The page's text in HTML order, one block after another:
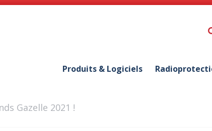
Produits & Logiciels
Gazelle 2021 !